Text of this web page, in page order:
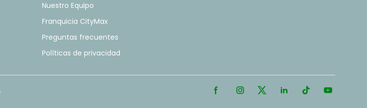
Nuestro Equipo
Franquicia CityMax
Preguntas frecuentes
Políticas de privacidad
.